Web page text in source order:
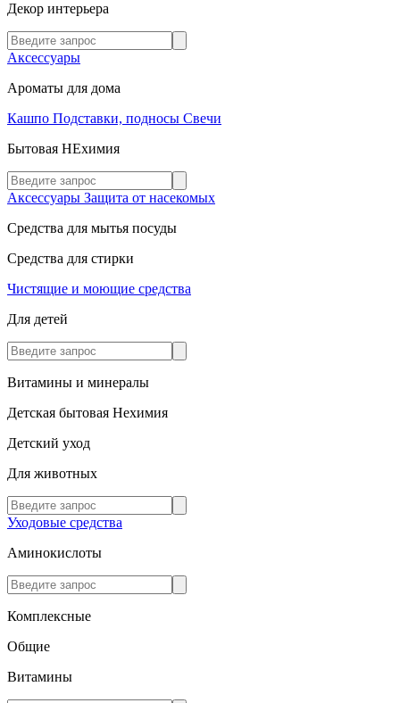
Декор интерьера
Аксессуары
Ароматы для дома
Кашпо Подставки, подносы Свечи
Бытовая НЕхимия
Аксессуары Защита от насекомых
Средства для мытья посуды
Средства для стирки
Чистящие и моющие средства
Для детей
Витамины и минералы
Детская бытовая Нехимия
Детский уход
Для животных
Уходовые средства
Аминокислоты
Комплексные
Общие
Витамины